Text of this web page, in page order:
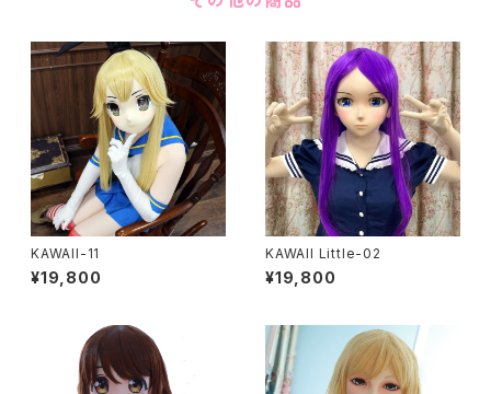
KAWAII-11
¥19,800
KAWAII Little-02
¥19,800